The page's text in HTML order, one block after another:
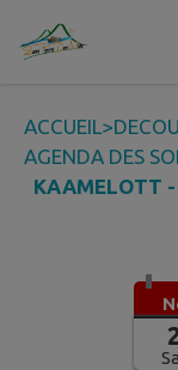
Contenu
ACCUEIL>
AGENDA DES
KAAMELOTT -